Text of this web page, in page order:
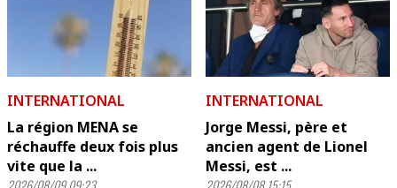
INTERNATIONAL
La région MENA se
réchauffe deux fois plus
vite que la ...
INTERNATIONAL
Jorge Messi, père et
ancien agent de Lionel
Messi, est ...